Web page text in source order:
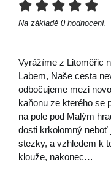
Na základě 0 hodnocení.
Vyrážíme z Litoměřic
Labem, Naše cesta
odbočujeme mezi
kaňonu ze kterého se
na pole pod Malým
dosti krkolomný neboť
stezky, a vzhledem k
klouže, nakonec…